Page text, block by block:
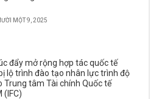
MỘT 9, 2025
đẩy mở rộng hợp tác quốc tế
lộ trình đào tạo nhân lực trình độ
Trung tâm Tài chính Quốc tế
(IFC)